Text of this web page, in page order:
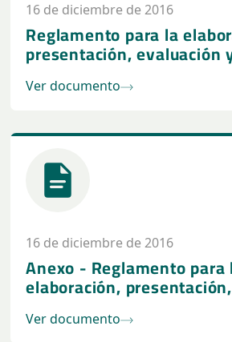
16 de diciembre de 2016
Reglamento para la
presentación, evaluación
Tesis para los Doctorados
Universidad Columbia del
Ver documento
16 de diciembre de 2016
Anexo - Reglamento para
elaboración,
y defensa de Tesis para
de la Universidad Columbia
Ver documento